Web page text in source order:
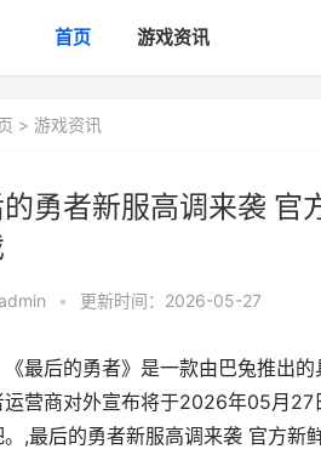
首页 游戏资讯
> 游戏资讯
勇者新服高调来袭 官
admin • 更新时间：2026-05-27
《最后的勇者》是一款由巴兔推出
运营商对外宣布将于2026年05月27
。,最后的勇者新服高调来袭 官方新